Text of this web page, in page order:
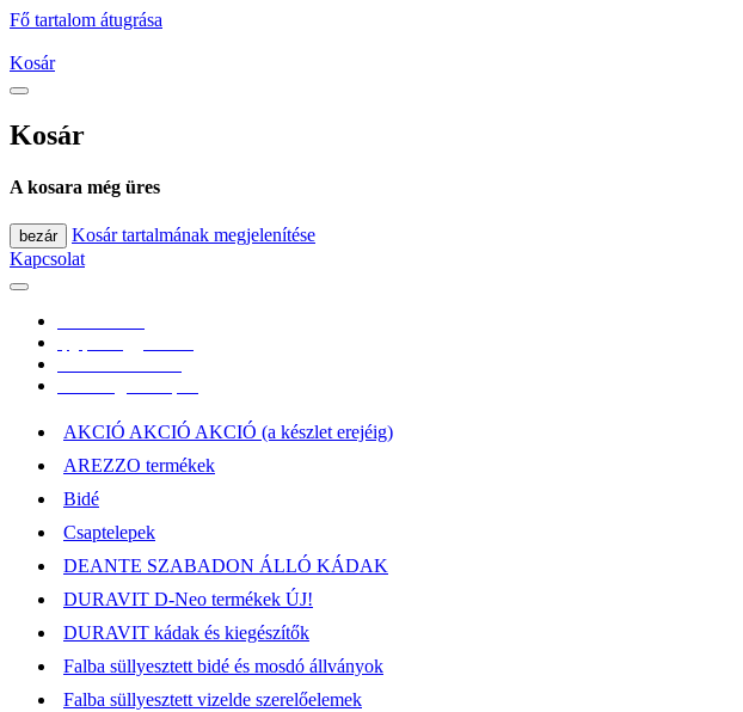
Fő tartalom átugrása
Kosár
Kosár
A kosara még üres
bezár
Kosár tartalmának megjelenítése
Kapcsolat
AKCIÓ AKCIÓ AKCIÓ (a készlet erejéig)
AREZZO termékek
Bidé
Csaptelepek
DEANTE SZABADON ÁLLÓ KÁDAK
DURAVIT D-Neo termékek ÚJ!
DURAVIT kádak és kiegészítők
Falba süllyesztett bidé és mosdó állványok
Falba süllyesztett vizelde szerelőelemek